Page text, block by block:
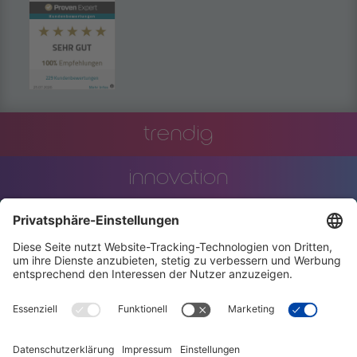
powered by
trendig
innovation
engineering
training
events